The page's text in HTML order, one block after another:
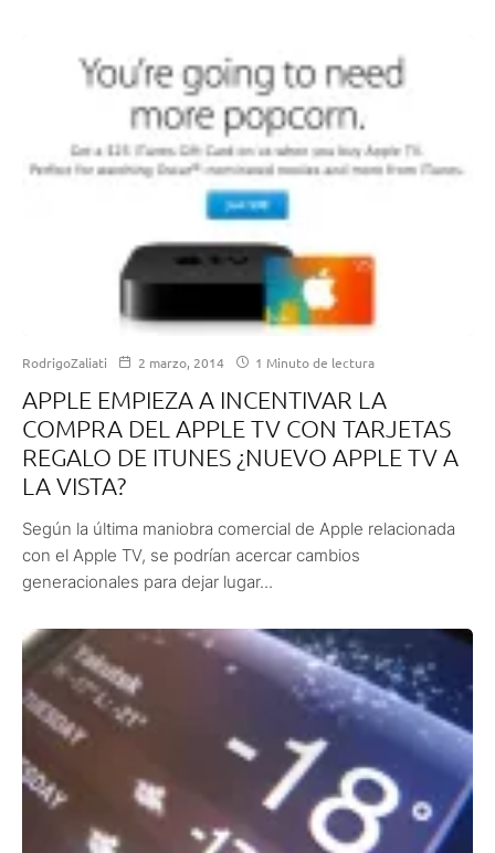
RodrigoZaliati 2 marzo, 2014 1 Minuto de lectura
APPLE EMPIEZA A INCENTIVAR LA
COMPRA DEL APPLE TV CON TARJETAS
REGALO DE ITUNES ¿NUEVO APPLE TV A
LA VISTA?
Según la última maniobra comercial de Apple relacionada
con el Apple TV, se podrían acercar cambios
generacionales para dejar lugar...